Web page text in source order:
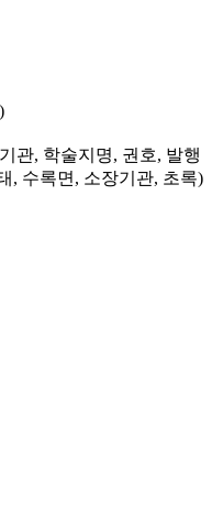
관, 학술지명, 권호, 발행
, 수록면, 소장기관, 초록)